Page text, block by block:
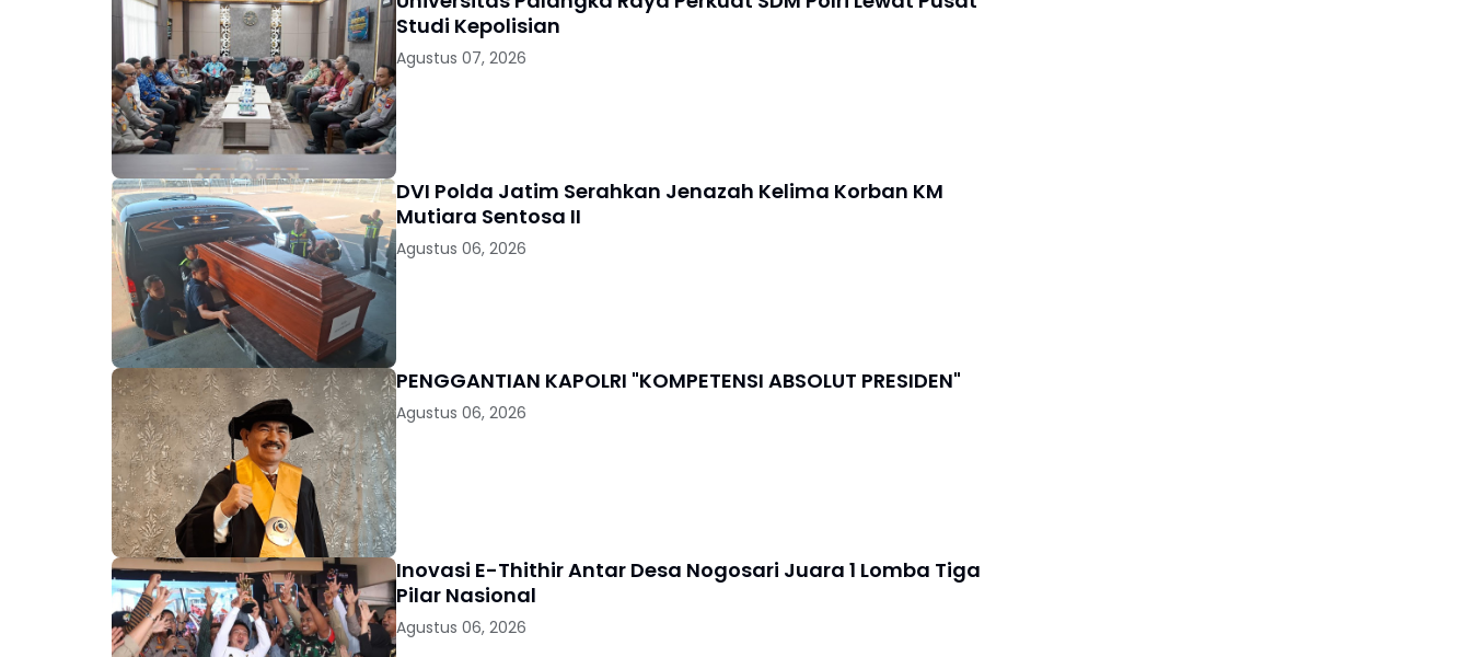
Studi Kepolisian
Agustus 07, 2026
DVI Polda Jatim Serahkan Jenazah Kelima Korban KM
Mutiara Sentosa II
Agustus 06, 2026
PENGGANTIAN KAPOLRI "KOMPETENSI ABSOLUT PRESIDEN"
Agustus 06, 2026
Inovasi E-Thithir Antar Desa Nogosari Juara 1 Lomba Tiga
Pilar Nasional
Agustus 06, 2026